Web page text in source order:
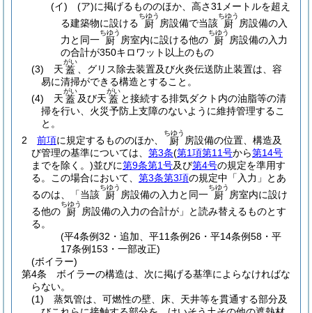
(イ)
(ア)に掲げるもののほか、高さ31メートルを超え
る建築物に設ける
厨
ちゆう
房設備で当該 厨
ちゆう
房設備の入
力と同一
厨
ちゆう
房室内に設ける他の 厨
ちゆう
房設備の入力
の合計が350キロワット以上のもの
(3)
天 蓋
がい
、グリス除去装置及び火炎伝送防止装置は、容
易に清掃ができる構造とすること。
(4)
天 蓋
がい
及び天 蓋
がい
と接続する排気ダクト内の油脂等の清
掃を行い、火災予防上支障のないように維持管理するこ
と。
2
前項に規定するもののほか、 厨
ちゆう
房設備の位置、構造及
び管理の基準については、 第3条(第1項第11号から第14号
までを除く。)並びに第9条第1号及び第4号の規定を準用す
る。
この場合において、 第3条第3項の規定中「入力」とあ
るのは、「当該
厨
ちゆう
房設備の入力と同一 厨
ちゆう
房室内に設け
る他の
厨
ちゆう
房設備の入力の合計が」と読み替えるものとす
る。
(平4条例32・追加、平11条例26・平14条例58・平
17条例153・一部改正)
(ボイラー)
第4条
ボイラーの構造は、次に掲げる基準によらなければな
らない。
(1)
蒸気管は、可燃性の壁、床、天井等を貫通する部分及